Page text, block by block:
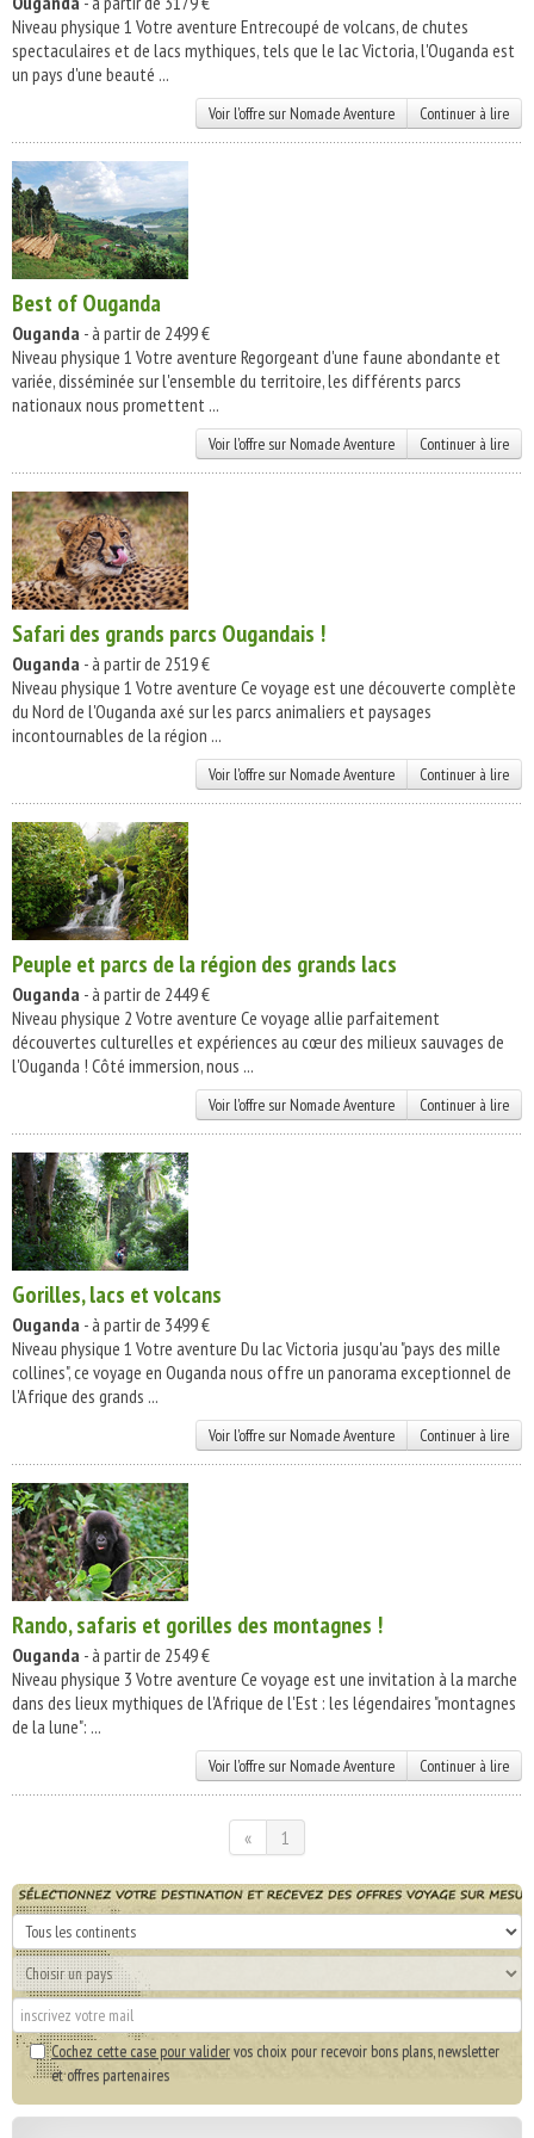
Niveau physique 1 Votre aventure Entrecoupé de volcans, de chutes
spectaculaires et de lacs mythiques, tels que le lac Victoria, l'Ouganda est
un pays d'une beauté ...
Voir l'offre sur Nomade Aventure Continuer à lire
Best of Ouganda
Ouganda - à partir de 2499 €
Niveau physique 1 Votre aventure Regorgeant d'une faune abondante et
variée, disséminée sur l'ensemble du territoire, les différents parcs
nationaux nous promettent ...
Voir l'offre sur Nomade Aventure Continuer à lire
Safari des grands parcs Ougandais !
Ouganda - à partir de 2519 €
Niveau physique 1 Votre aventure Ce voyage est une découverte complète
du Nord de l'Ouganda axé sur les parcs animaliers et paysages
incontournables de la région ...
Voir l'offre sur Nomade Aventure Continuer à lire
Peuple et parcs de la région des grands lacs
Ouganda - à partir de 2449 €
Niveau physique 2 Votre aventure Ce voyage allie parfaitement
découvertes culturelles et expériences au cœur des milieux sauvages de
l'Ouganda ! Côté immersion, nous ...
Voir l'offre sur Nomade Aventure Continuer à lire
Gorilles, lacs et volcans
Ouganda - à partir de 3499 €
Niveau physique 1 Votre aventure Du lac Victoria jusqu'au "pays des mille
collines", ce voyage en Ouganda nous offre un panorama exceptionnel de
l'Afrique des grands ...
Voir l'offre sur Nomade Aventure Continuer à lire
Rando, safaris et gorilles des montagnes !
Ouganda - à partir de 2549 €
Niveau physique 3 Votre aventure Ce voyage est une invitation à la marche
dans des lieux mythiques de l'Afrique de l'Est : les légendaires "montagnes
de la lune": ...
Voir l'offre sur Nomade Aventure Continuer à lire
« 1
Cochez cette case pour validervos choix pour recevoir bons plans, newsletter
et offres partenaires